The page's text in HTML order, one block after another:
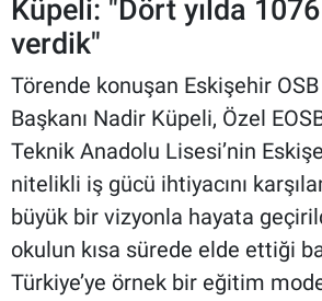
Küpeli: "Dört yılda
verdik"
Törende konuşan Eskişehir
Başkanı Nadir Küpeli, Özel
Teknik Anadolu Lisesi’nin
nitelikli iş gücü ihtiyacını
büyük bir vizyonla hayata
okulun kısa sürede elde ettiği
Türkiye’ye örnek bir eğitim